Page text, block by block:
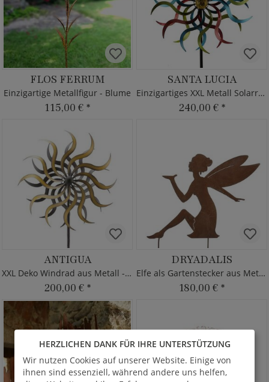
FLOS FERRUM
Einzigartige Metallfigur - Blume
115,00 € *
SANTA LUCIA
Einzigartiges XXL Metall Solarrad
240,00 € *
ANTIGUA
XXL Deko Windrad aus Metall - Beige
200,00 € *
DRYADALIS
Elfe als Gartenstecker aus Metall
180,00 € *
HERZLICHEN DANK FÜR IHRE UNTERSTÜTZUNG
Wir nutzen Cookies auf unserer Website. Einige von
ihnen sind essenziell, während andere uns helfen,